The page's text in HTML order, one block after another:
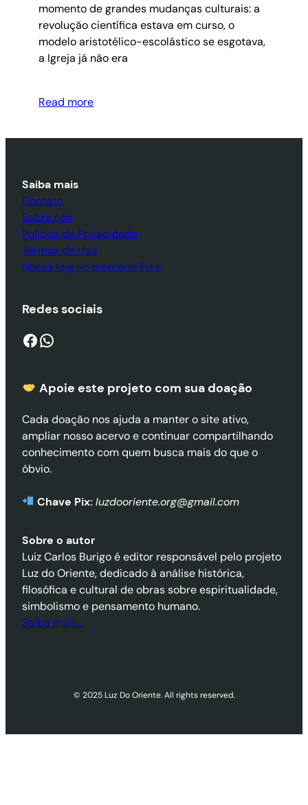
momento de grandes mudanças culturais: a
revolução científica estava em curso, o
modelo aristotélico-escolástico se esgotava,
a Igreja já não era
Read more
Saiba mais
Contato
Sobre nós
Política de Privacidade
Termos de Uso
Nossa loja no mercado livre
Redes sociais
Facebook WhatsApp
Apoie este projeto com sua doação
Cada doação nos ajuda a manter o site ativo,
ampliar nosso acervo e continuar compartilhando
conhecimento com quem busca mais do que o
óbvio.
Chave Pix: luzdooriente.org@gmail.com
Sobre o autor
Luiz Carlos Burigo é editor responsável pelo projeto
Luz do Oriente, dedicado à análise histórica,
filosófica e cultural de obras sobre espiritualidade,
simbolismo e pensamento humano.
Saiba mais…
© 2025 Luz Do Oriente. All rights reserved.